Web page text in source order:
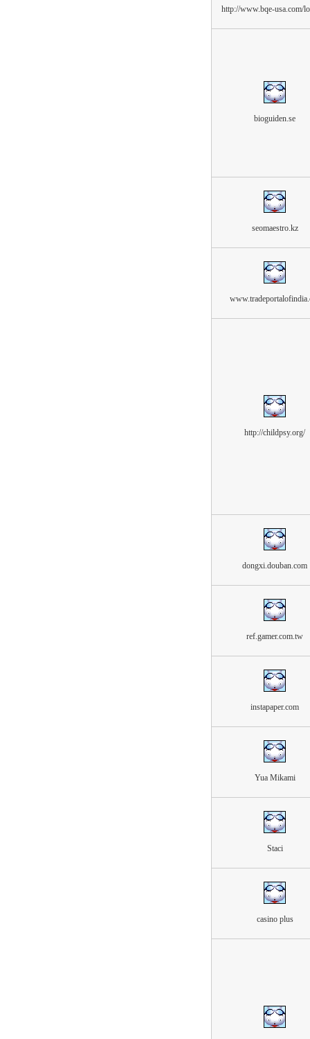
http://www.bqe-usa.com/
bioguiden.se
seomaestro.kz
http://childpsy.org/
dongxi.douban.com
ref.gamer.com.tw
instapaper.com
Yua Mikami
Staci
casino plus